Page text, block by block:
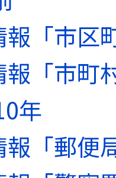
報「市区
報「市町
年
「郵便